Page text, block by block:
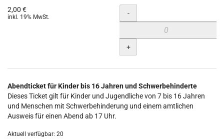
2,00 €
inkl. 19% MwSt. Menge
-
+
Abendticket für Kinder bis 16 Jahren und Schwerbehinderte
Dieses Ticket gilt für Kinder und Jugendliche von 7 bis 16 Jahren
und Menschen mit Schwerbehinderung und einem amtlichen
Ausweis für einen Abend ab 17 Uhr.
Aktuell verfügbar: 20